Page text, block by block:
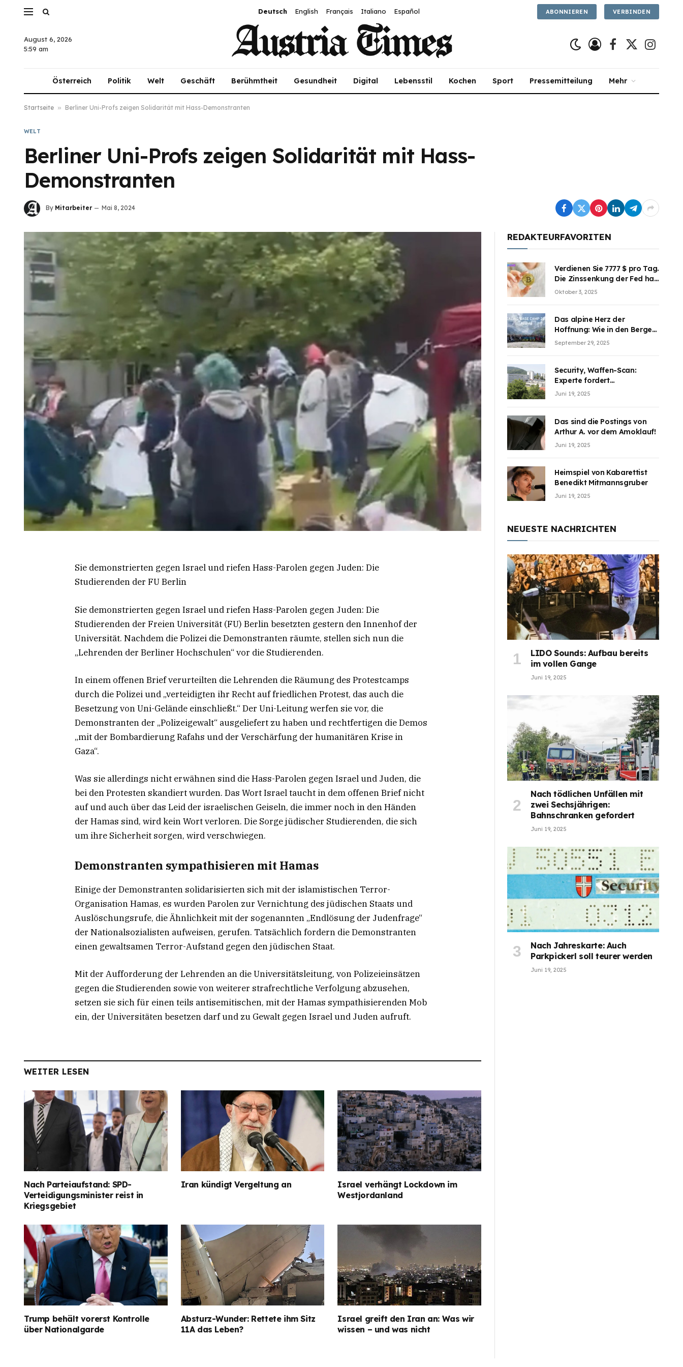
Deutsch English Français Italiano Español ABONNIEREN VERBINDEN
August 6, 2026
5:59 am
Facebook
X
Österreich Politik Welt Geschäft Berühmtheit Gesundheit Digital Lebensstil Kochen Sport Pressemitteilung Mehr
Startseite » Berliner Uni-Profs zeigen Solidarität mit Hass-Demonstranten
WELT
Berliner Uni-Profs zeigen Solidarität mit Hass-
Demonstranten
By Mitarbeiter Mai 8, 2024
Sie demonstrierten gegen Israel und riefen Hass-Parolen gegen Juden: Die
Studierenden der FU Berlin
Sie demonstrierten gegen Israel und riefen Hass-Parolen gegen Juden: Die
Studierenden der Freien Universität (FU) Berlin besetzten gestern den Innenhof der
Universität. Nachdem die Polizei die Demonstranten räumte, stellen sich nun die
„Lehrenden der Berliner Hochschulen“ vor die Studierenden.
In einem offenen Brief verurteilten die Lehrenden die Räumung des Protestcamps
durch die Polizei und „verteidigten ihr Recht auf friedlichen Protest, das auch die
Besetzung von Uni-Gelände einschließt.“ Der Uni-Leitung werfen sie vor, die
Demonstranten der „Polizeigewalt“ ausgeliefert zu haben und rechtfertigen die Demos
„mit der Bombardierung Rafahs und der Verschärfung der humanitären Krise in
Gaza“.
Was sie allerdings nicht erwähnen sind die Hass-Parolen gegen Israel und Juden, die
bei den Protesten skandiert wurden. Das Wort Israel taucht in dem offenen Brief nicht
auf und auch über das Leid der israelischen Geiseln, die immer noch in den Händen
der Hamas sind, wird kein Wort verloren. Die Sorge jüdischer Studierenden, die sich
um ihre Sicherheit sorgen, wird verschwiegen.
Demonstranten sympathisieren mit Hamas
Einige der Demonstranten solidarisierten sich mit der islamistischen Terror-
Organisation Hamas, es wurden Parolen zur Vernichtung des jüdischen Staats und
Auslöschungsrufe, die Ähnlichkeit mit der sogenannten „Endlösung der Judenfrage“
der Nationalsozialisten aufweisen, gerufen. Tatsächlich fordern die Demonstranten
einen gewaltsamen Terror-Aufstand gegen den jüdischen Staat.
Mit der Aufforderung der Lehrenden an die Universitätsleitung, von Polizeieinsätzen
gegen die Studierenden sowie von weiterer strafrechtliche Verfolgung abzusehen,
setzen sie sich für einen teils antisemitischen, mit der Hamas sympathisierenden Mob
ein, der Universitäten besetzen darf und zu Gewalt gegen Israel und Juden aufruft.
WEITER LESEN
Nach Parteiaufstand: SPD-
Verteidigungsminister reist in
Kriegsgebiet
Iran kündigt Vergeltung an
Israel verhängt Lockdown im
Westjordanland
Trump behält vorerst Kontrolle
über Nationalgarde
Absturz-Wunder: Rettete ihm Sitz
11A das Leben?
Israel greift den Iran an: Was wir
wissen – und was nicht
REDAKTEURFAVORITEN
Verdienen Sie 7777 $ pro Tag.
Die Zinssenkung der Fed hat
die Aufmerksamkeit des
teilzuhaben
Oktober 3, 2025
Das alpine Herz der
Hoffnung: Wie in den Bergen
Österreichs die unsichtbaren
September 29, 2025
Security, Waffen-Scan:
Experte fordert
Sicherheitsdiskussion an
Juni 19, 2025
Das sind die Postings von
Arthur A. vor dem Amoklauf!
Juni 19, 2025
Heimspiel von Kabarettist
Benedikt Mitmannsgruber
Juni 19, 2025
NEUESTE NACHRICHTEN
LIDO Sounds: Aufbau bereits
im vollen Gange
Juni 19, 2025
Nach tödlichen Unfällen mit
zwei Sechsjährigen:
Bahnschranken gefordert
Juni 19, 2025
Nach Jahreskarte: Auch
Parkpickerl soll teurer werden
Juni 19, 2025